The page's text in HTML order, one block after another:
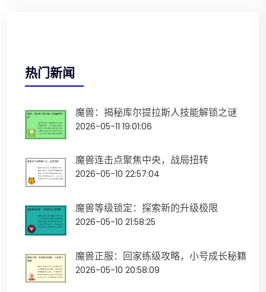
热门新闻
魔兽：揭秘库尔提拉斯人技能解锁之谜
2026-05-11 19:01:06
魔兽连击点聚焦中央，战局扭转
2026-05-10 22:57:04
魔兽等级锁定：探索新的升级极限
2026-05-10 21:58:25
魔兽正服：回家练级攻略，小号成长秘籍
2026-05-10 20:58:09